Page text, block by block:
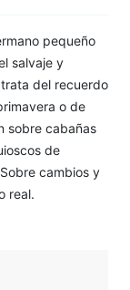
pequeño
salvaje y
del recuerdo
o de
sobre cabañas
de
cambios y
real.